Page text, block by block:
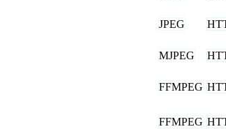
JPEG
MJPEG
FFMPEG
FFMPEG